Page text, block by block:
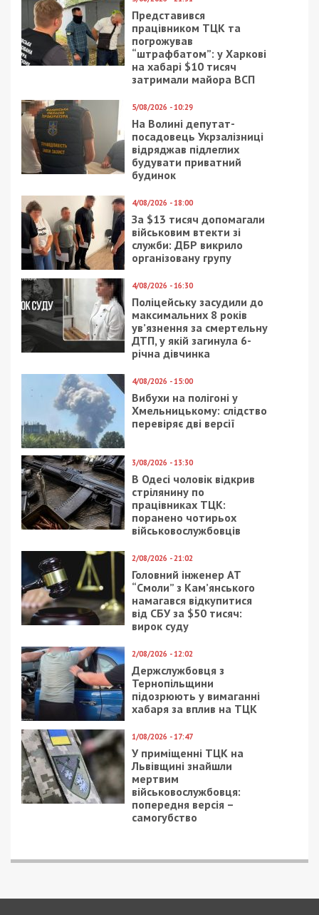
трагических судьбах соотечественников с
временно оккупированных территорий, передать
непростые эмоции и оживить болезненные
воспоминания, но и напомнить о единстве
Украины, необходимости беречь друг друга,
разные сторонылинии разграничения, и помнить
о светлых временах, которые обязательно
настанут.
И наступят они, когда каждый поймет, что наше
будущее, наши перспективы и наша история
зависит от нас самих. А «Воспоминания»
хороший повод об этом задуматься.
Facebook
Telegram
Twitter
WhatsApp
ViberEmail
Категории:Суспільство | Метки:АТО
укрнет
Рекламні блоки дають нам змогу
залишатися незалежними ЗМІ, а вам -
отримувати найсвіжіші новини під ними.
Приєднуйтесь також до 49000 в Google News. Слідкуйте
за останніми новинами!
Приєднатися
Читайте також